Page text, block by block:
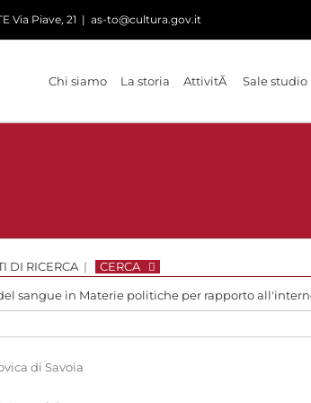
Via Piave, 21 | as-to@cultura.gov.it
Chi siamo La storia AttivitÃ Sale studio
DI RICERCA | CERCA
sangue in Materie politiche per rapporto
di Savoia